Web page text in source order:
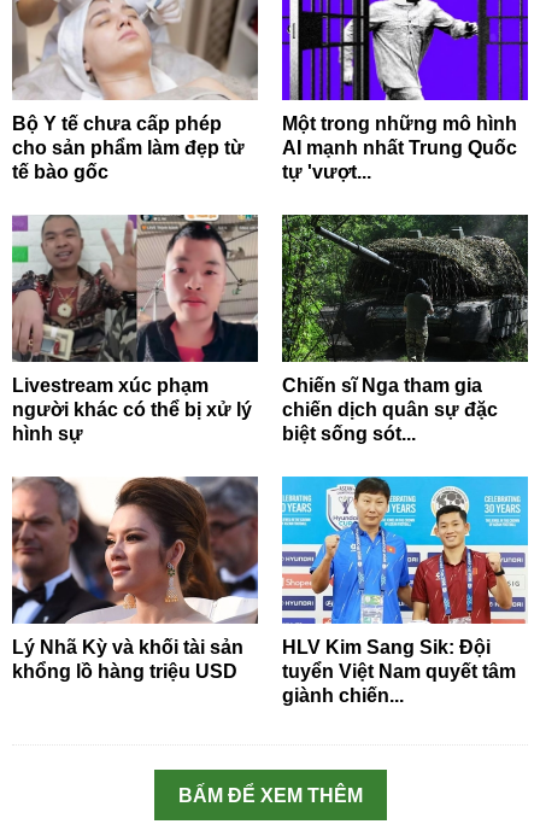
Bộ Y tế chưa cấp phép
cho sản phẩm làm đẹp từ
tế bào gốc
Một trong những mô hình
AI mạnh nhất Trung Quốc
tự 'vượt...
Livestream xúc phạm
người khác có thể bị xử lý
hình sự
Chiến sĩ Nga tham gia
chiến dịch quân sự đặc
biệt sống sót...
Lý Nhã Kỳ và khối tài sản
khổng lồ hàng triệu USD
HLV Kim Sang Sik: Đội
tuyển Việt Nam quyết tâm
giành chiến...
BẤM ĐỂ XEM THÊM